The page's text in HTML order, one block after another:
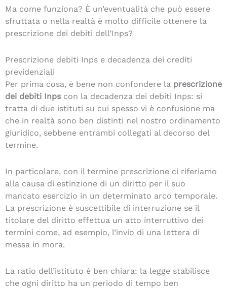
Ma come funziona? È un’eventualità che può essere
sfruttata o nella realtà è molto difficile ottenere la
prescrizione dei debiti dell’Inps?
Prescrizione debiti Inps e decadenza dei crediti
previdenziali
Per prima cosa, è bene non confondere la prescrizione
dei debiti Inps con la decadenza dei debiti Inps: si
tratta di due istituti su cui spesso vi è confusione ma
che in realtà sono ben distinti nel nostro ordinamento
giuridico, sebbene entrambi collegati al decorso del
termine.
In particolare, con il termine prescrizione ci riferiamo
alla causa di estinzione di un diritto per il suo
mancato esercizio in un determinato arco temporale.
La prescrizione è suscettibile di interruzione se il
titolare del diritto effettua un atto interruttivo dei
termini come, ad esempio, l’invio di una lettera di
messa in mora.
La ratio dell’istituto è ben chiara: la legge stabilisce
che ogni diritto ha un periodo di tempo ben